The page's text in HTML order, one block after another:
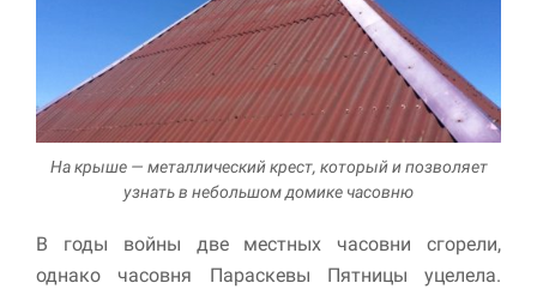
На крыше — металлический крест, который и позволяет
узнать в небольшом домике часовню
В годы войны две местных часовни сгорели,
однако часовня Параскевы Пятницы уцелела.